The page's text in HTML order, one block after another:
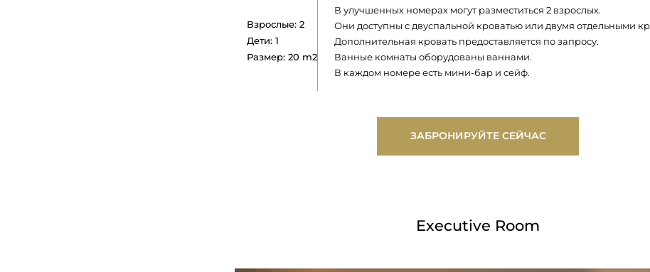
Взрослые: 2
Дети: 1
Размер: 20 m2
В улучшенных номерах могут разместиться 2 взрослых.
Они доступны с двуспальной кроватью или двумя отдельными
Дополнительная кровать предоставляется по запросу.
Ванные комнаты оборудованы ваннами.
В каждом номере есть мини-бар и сейф.
ЗАБРОНИРУЙТЕ СЕЙЧАС
Executive Room